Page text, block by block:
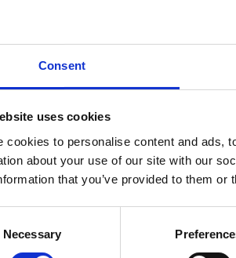
Consent
uses cookies
cookies to personalise content and ads,
about your use of our site with our
that you’ve provided to them
Necessary